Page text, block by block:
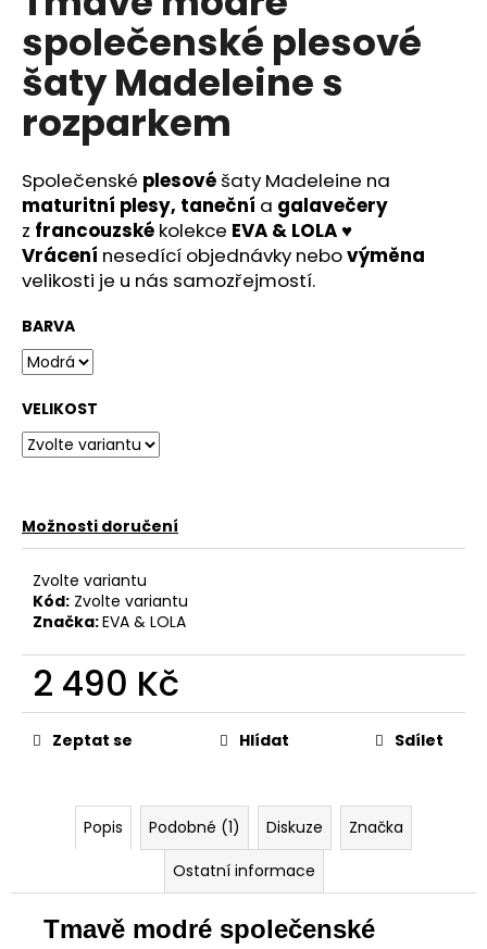
společenské plesové
šaty Madeleine s
rozparkem
Společenské plesové šaty Madeleine na
maturitní plesy, taneční a galavečery
z francouzské kolekce EVA & LOLA ♥
Vrácení nesedící objednávky nebovýměna
velikosti je u nás samozřejmostí.
BARVA
VELIKOST
Možnosti doručení
Zvolte variantu
Kód: Zvolte variantu
Značka:EVA & LOLA
2 490 Kč
Měrná
cena:Zeptat se Hlídat Sdílet
Popis Podobné (1) Diskuze
Značka
Ostatní informace
Tmavě modré společenské
u
j
e
m
e
RŮŽOVÉ
KVĚTOVANÉ
SPOLEČENSKÉ
ŠATY
EULALIE
NA
PRO
DRUŽIČKY,
SVATEBNÍ
HOSTY
SVĚDKYNĚ
1
890